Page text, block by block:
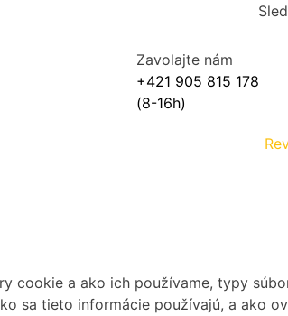
Zavolajte nám
+421 905 815 178
(8-16h)
cookie a ako ich používame, typy
sa tieto informácie používajú, a ako